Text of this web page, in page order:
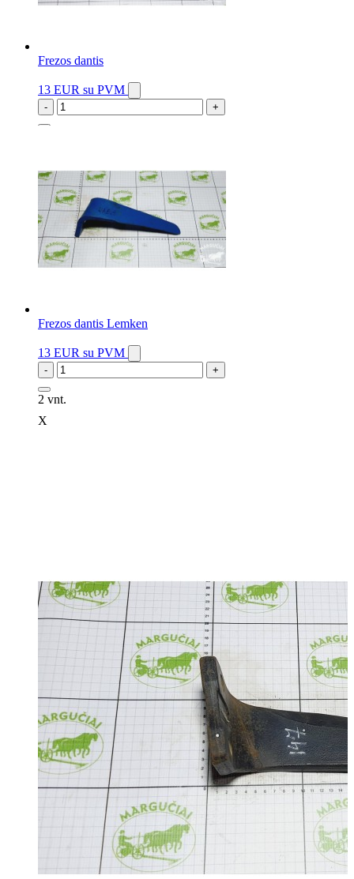
Frezos dantis
13 EUR su PVM
- +
Frezos dantis Lemken
13 EUR su PVM
- +
2 vnt.
X